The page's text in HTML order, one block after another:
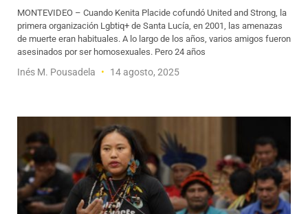
MONTEVIDEO – Cuando Kenita Placide cofundó United and Strong, la
primera organización Lgbtiq+ de Santa Lucía, en 2001, las amenazas
de muerte eran habituales. A lo largo de los años, varios amigos fueron
asesinados por ser homosexuales. Pero 24 años
Inés M. Pousadela 14 agosto, 2025